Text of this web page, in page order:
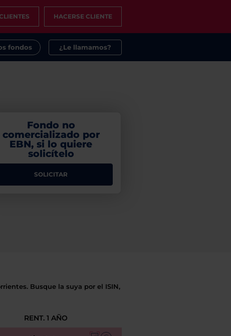
HACERSE CLIENTE
fondos ¿Le llamamos?
Fondo no
comercializado por
EBN, si lo quiere
solicítelo
SOLICITAR
Busque la suya por el ISIN,
RENT. 1 AÑO